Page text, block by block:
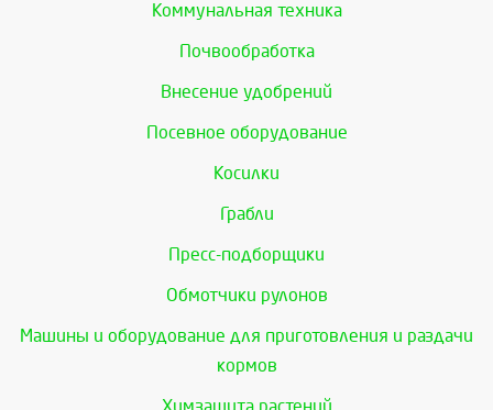
Коммунальная техника
Почвообработка
Внесение удобрений
Посевное оборудование
Косилки
Грабли
Пресс-подборщики
Обмотчики рулонов
Машины и оборудование для приготовления и раздачи
кормов
Химзащита растений